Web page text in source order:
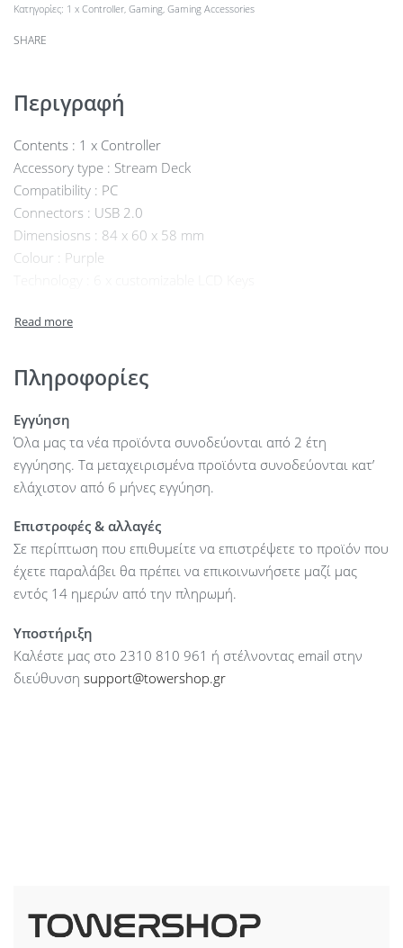
Κατηγορίες: 1 x Controller Gaming Gaming Accessories
SHARE
Περιγραφή
Contents : 1 x Controller
Accessory type : Stream Deck
Compatibility : PC
Connectors : USB 2.0
Dimensiosns : 84 x 60 x 58 mm
Colour : Purple
Πληροφορίες
Εγγύηση
Όλα μας τα νέα προϊόντα συνοδεύονται από 2 έτη
εγγύησης. Τα μεταχειρισμένα προϊόντα συνοδεύονται κατ’
ελάχιστον από 6 μήνες εγγύηση.
Επιστροφές & αλλαγές
Σε περίπτωση που επιθυμείτε να επιστρέψετε το προϊόν που
έχετε παραλάβει θα πρέπει να επικοινωνήσετε μαζί μας
εντός 14 ημερών από την πληρωμή.
Υποστήριξη
Καλέστε μας στο 2310 810 961 ή στέλνοντας email στην
διεύθυνση support@towershop.gr